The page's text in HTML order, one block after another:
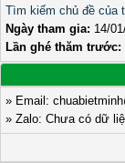
Tìm kiếm chủ đề của
Ngày tham gia: 14/
Lần ghé thăm trước:
» Email:
» Zalo: Chưa có dữ